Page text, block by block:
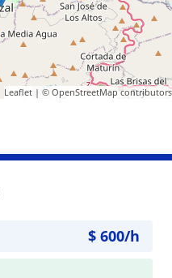
Leaflet| © OpenStreetMapcontributors
$ 600/h